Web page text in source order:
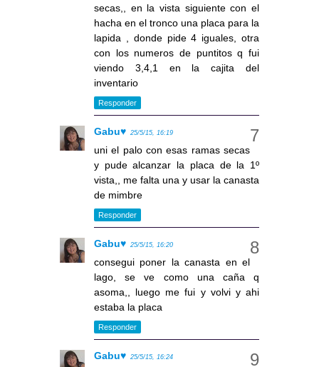
secas,, en la vista siguiente con el
hacha en el tronco una placa para la
lapida , donde pide 4 iguales, otra
con los numeros de puntitos q fui
viendo 3,4,1 en la cajita del
inventario
Responder
Gabu♥ 25/5/15, 16:19
uni el palo con esas ramas secas
y pude alcanzar la placa de la 1º
vista,, me falta una y usar la canasta
de mimbre
Responder
Gabu♥ 25/5/15, 16:20
consegui poner la canasta en el
lago, se ve como una caña q
asoma,, luego me fui y volvi y ahi
estaba la placa
Responder
Gabu♥ 25/5/15, 16:24